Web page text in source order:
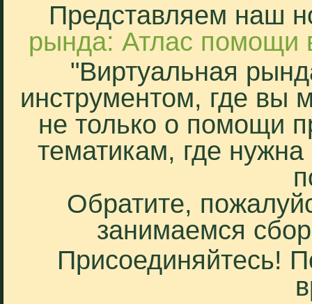
Представляем наш
рында: Атлас помощи
"Виртуальная
инструментом, где вы
не только о помощи
тематикам, где
Обратите,
занимаемся
Присоединяйтесь!